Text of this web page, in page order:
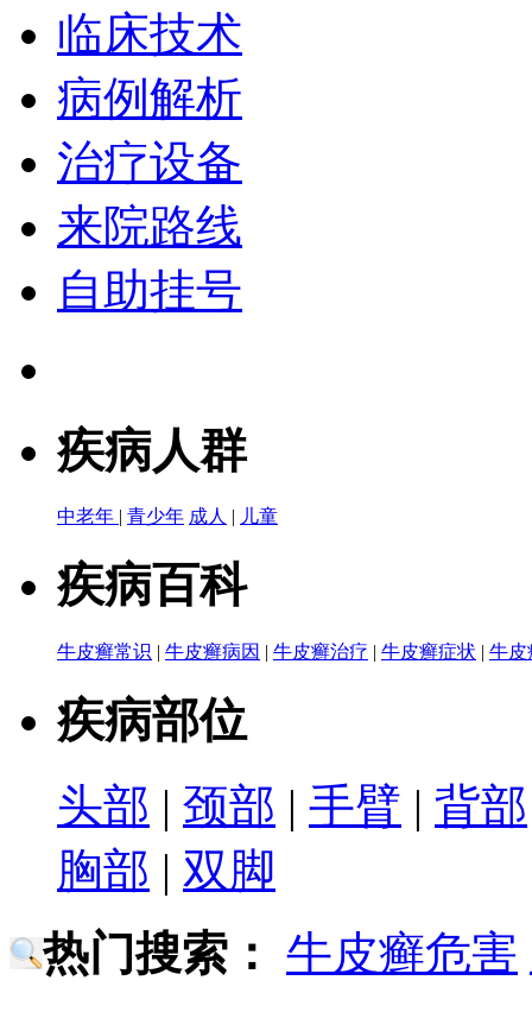
临床技术
病例解析
治疗设备
来院路线
自助挂号
疾病人群
中老年 | 青少年 成人 | 儿童
疾病百科
牛皮癣常识 | 牛皮癣病因 | 牛皮癣治疗 | 牛皮癣症状 | 牛皮
疾病部位
头部 | 颈部 | 手臂 | 背部
胸部 | 双脚
热门搜索： 牛皮癣危害